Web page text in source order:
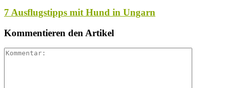
7 Ausflugstipps mit Hund in Ungarn
Kommentieren den Artikel